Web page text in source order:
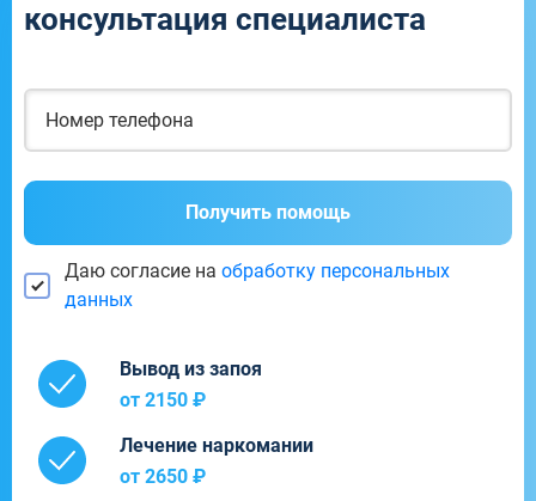
консультация специалиста
Получить помощь
Даю согласие на обработку персональных
данных
Вывод из запоя
от 2150 ₽
Лечение наркомании
от 2650 ₽